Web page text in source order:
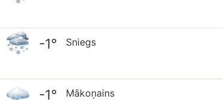
-1° Sniegs
-1° Mākoņains